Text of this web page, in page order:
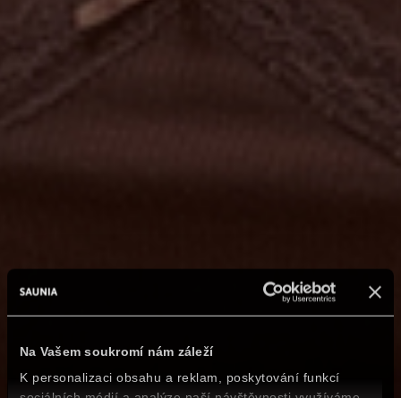
Na Vašem soukromí nám záleží
K personalizaci obsahu a reklam, poskytování funkcí